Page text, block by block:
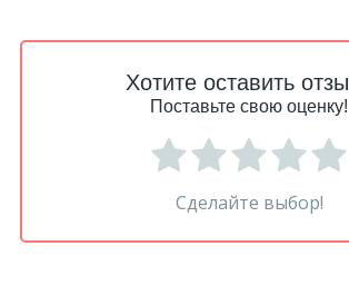
Хотите оставить
Поставьте свою оценку!
Сделайте выбор!